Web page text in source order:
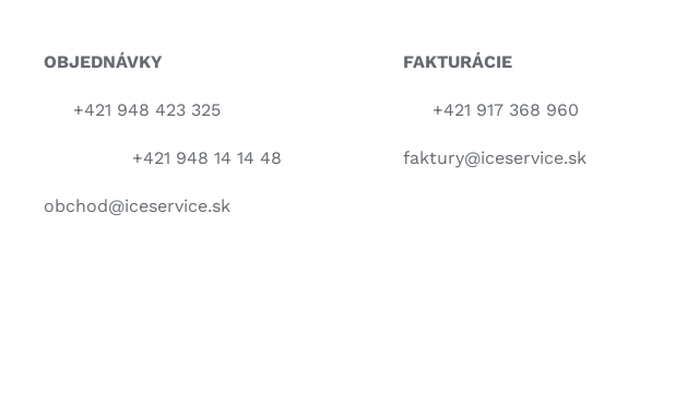
OBJEDNÁVKY
+421 948 423 325
+421 948 14 14 48
obchod@iceservice.sk
FAKTURÁCIE
+421 917 368 960
faktury@iceservice.sk